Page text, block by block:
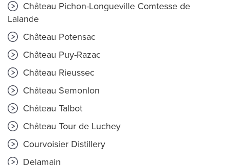
Château Pichon-Longueville Comtesse de
Lalande
Château Potensac
Château Puy-Razac
Château Rieussec
Château Semonlon
Château Talbot
Château Tour de Luchey
Courvoisier Distillery
Delamain